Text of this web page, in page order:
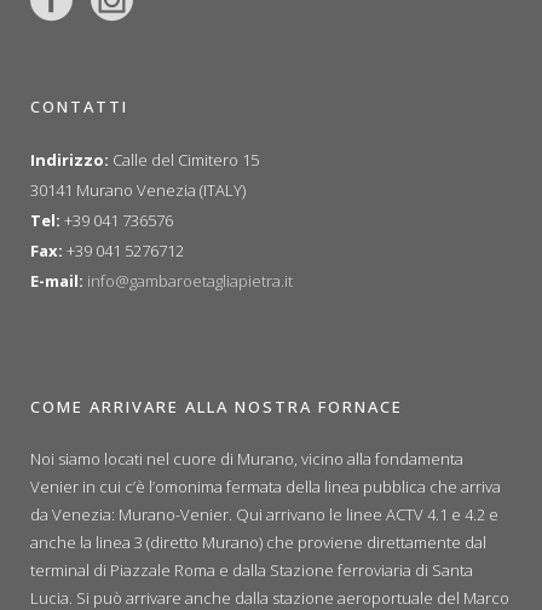
CONTATTI
Indirizzo: Calle del Cimitero 15
30141 Murano Venezia (ITALY)
Tel: +39 041 736576
Fax: +39 041 5276712
E-mail: info@gambaroetagliapietra.it
COME ARRIVARE ALLA NOSTRA FORNACE
Noi siamo locati nel cuore di Murano, vicino alla fondamenta
Venier in cui c’è l’omonima fermata della linea pubblica che arriva
da Venezia: Murano-Venier. Qui arrivano le linee ACTV 4.1 e 4.2 e
anche la linea 3 (diretto Murano) che proviene direttamente dal
terminal di Piazzale Roma e dalla Stazione ferroviaria di Santa
Lucia. Si può arrivare anche dalla stazione aeroportuale del Marco